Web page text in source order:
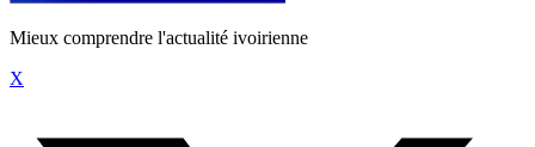
Mieux comprendre l'actualité ivoirienne
X